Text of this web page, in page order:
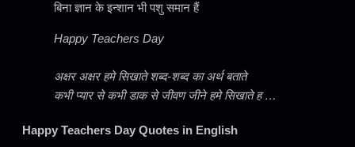
बिना ज्ञान के इन्शान भी पशु समान हैं
Happy Teachers Day
अक्षर अक्षर हमे सिखाते शब्द-शब्द का अर्थ बताते
कभी प्यार से कभी डाक से जीवण जीने हमे सिखाते ह …
Happy Teachers Day Quotes in English